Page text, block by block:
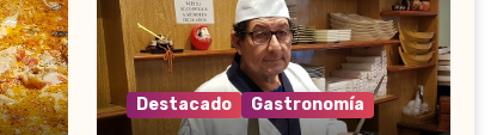
Destacado Gastronomía